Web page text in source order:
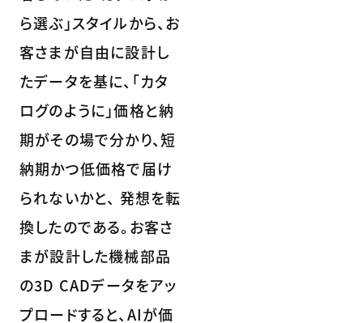
ら選ぶ」スタイルから、お
客さまが自由に設計し
たデータを基に、「カタ
ログのように」価格と納
期がその場で分かり、短
納期かつ低価格で届け
られないかと、 発想を転
換したのである。お客さ
まが設計した機械部品
の3D CADデータをアッ
プロードすると、AIが価